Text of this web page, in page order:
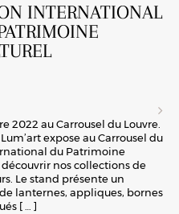
INTERNATIONAL
2022 au Carrousel du Louvre.
expose au Carrousel du
du Patrimoine
découvrir nos collections de
Le stand présente un
lanternes, appliques, bornes
[ … ]